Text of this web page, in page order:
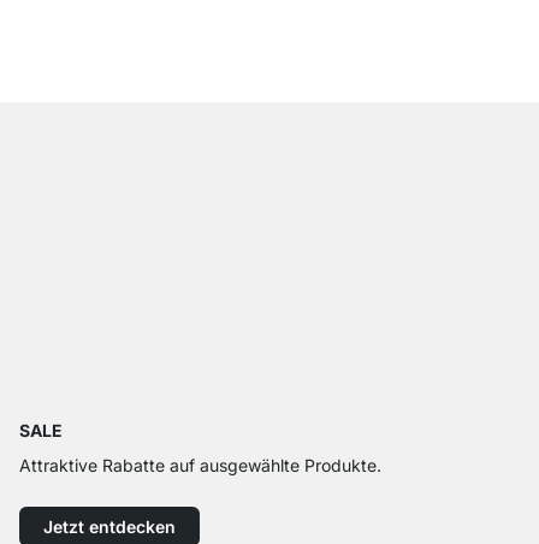
SALE
Attraktive Rabatte auf ausgewählte Produkte.
Jetzt entdecken